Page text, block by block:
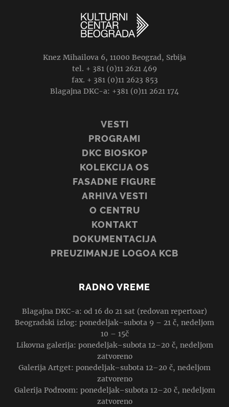
Knez Mihailova 6, 11000 Beograd, Srbija
tel. + 381 (0)11 2621 469
fax. + 381 (0)11 2623 853
Blagajna DKC-a: +381 (0)11 2621 174
VESTI
PROGRAMI
DKC BIOSKOP
KOLEKCIJA OS
FASADNE FIGURE
ARHIVA VESTI
O CENTRU
KONTAKT
DOKUMENTACIJA
PREUZIMANJE LOGOA KCB
RADNO VREME
Blagajna DKC-a: od 16 do 21 sat (redovan repertoar)
Beogradski izlog: ponedeljak–subota 9 – 21 č, nedeljom
10 – 15č
Likovna galerija: ponedeljak–subota 12–20 č, nedeljom
zatvoreno
Galerija Artget: ponedeljak–subota 12–20 č, nedeljom
zatvoreno
Galerija Podroom: ponedeljak–subota 12–20 č, nedeljom
zatvoreno